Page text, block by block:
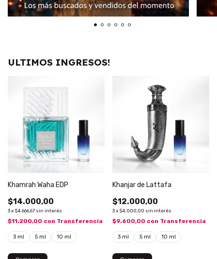
ULTIMOS INGRESOS!
Khamrah Waha EDP
$14.000,00
3x $4.666,67 sin interés
$11.200,00 con Transferencia
3 ml 5 ml 10 ml
Khanjar de Lattafa
$12.000,00
3x $4.000,00 sin interés
$9.600,00 con Transferencia
3 ml 5 ml 10 ml